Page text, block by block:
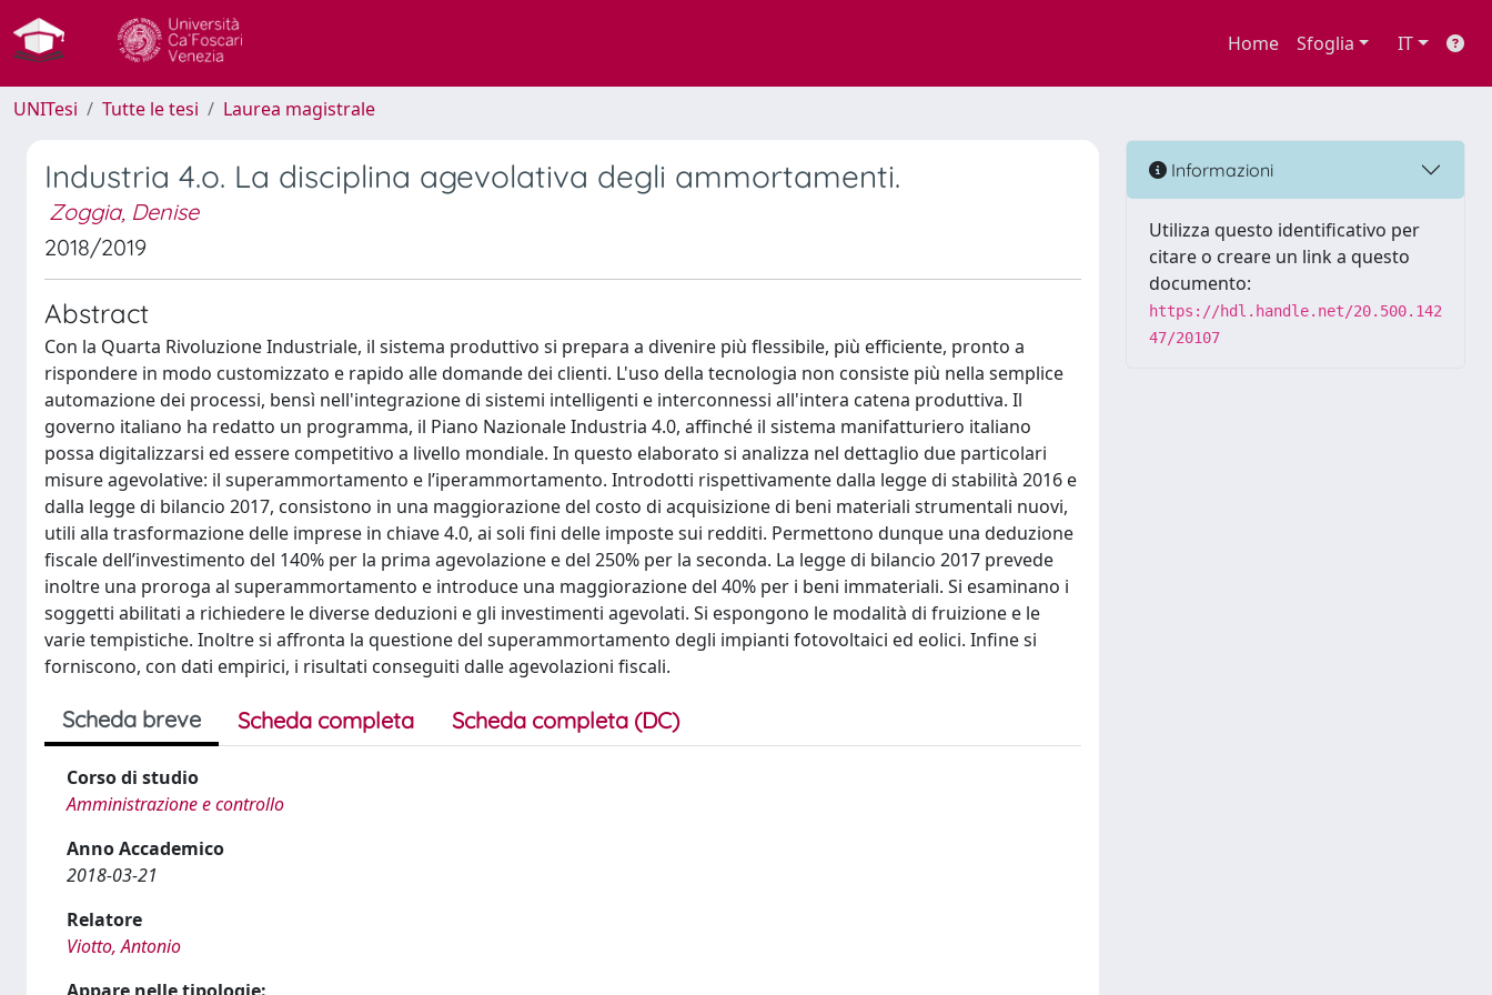
Home Sfoglia IT
UNITesi Tutte le tesi Laurea magistrale
Industria 4.o. La disciplina agevolativa degli ammortamenti.
Zoggia, Denise
2018/2019
Abstract
Con la Quarta Rivoluzione Industriale, il sistema produttivo si prepara a divenire più flessibile, più efficiente, pronto a
rispondere in modo customizzato e rapido alle domande dei clienti. L'uso della tecnologia non consiste più nella semplice
automazione dei processi, bensì nell'integrazione di sistemi intelligenti e interconnessi all'intera catena produttiva. Il
governo italiano ha redatto un programma, il Piano Nazionale Industria 4.0, affinché il sistema manifatturiero italiano
possa digitalizzarsi ed essere competitivo a livello mondiale. In questo elaborato si analizza nel dettaglio due particolari
misure agevolative: il superammortamento e l’iperammortamento. Introdotti rispettivamente dalla legge di stabilità 2016 e
dalla legge di bilancio 2017, consistono in una maggiorazione del costo di acquisizione di beni materiali strumentali nuovi,
utili alla trasformazione delle imprese in chiave 4.0, ai soli fini delle imposte sui redditi. Permettono dunque una deduzione
fiscale dell’investimento del 140% per la prima agevolazione e del 250% per la seconda. La legge di bilancio 2017 prevede
inoltre una proroga al superammortamento e introduce una maggiorazione del 40% per i beni immateriali. Si esaminano i
soggetti abilitati a richiedere le diverse deduzioni e gli investimenti agevolati. Si espongono le modalità di fruizione e le
varie tempistiche. Inoltre si affronta la questione del superammortamento degli impianti fotovoltaici ed eolici. Infine si
forniscono, con dati empirici, i risultati conseguiti dalle agevolazioni fiscali.
Scheda breve Scheda completa Scheda completa (DC)
Corso di studio
Amministrazione e controllo
Anno Accademico
2018-03-21
Relatore
Viotto, Antonio
Informazioni
Utilizza questo identificativo per
citare o creare un link a questo
documento:
https://hdl.handle.net/20.500.142
47/20107